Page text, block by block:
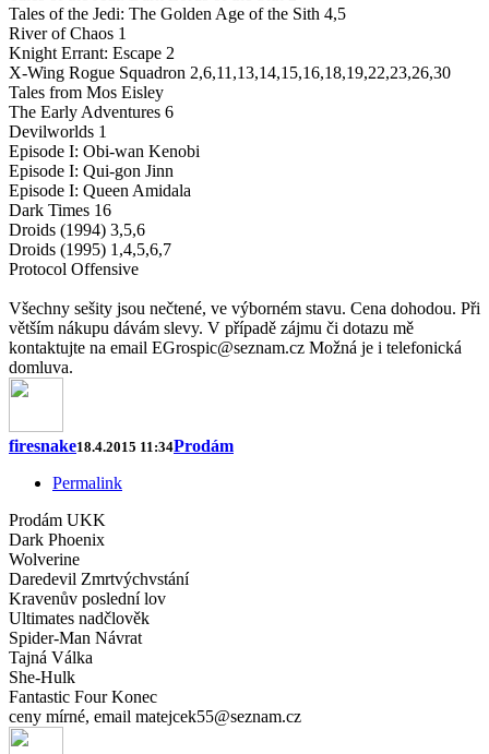
Tales of the Jedi: The Golden Age of the Sith 4,5
River of Chaos 1
Knight Errant: Escape 2
X-Wing Rogue Squadron 2,6,11,13,14,15,16,18,19,22,23,26,30
Tales from Mos Eisley
The Early Adventures 6
Devilworlds 1
Episode I: Obi-wan Kenobi
Episode I: Qui-gon Jinn
Episode I: Queen Amidala
Dark Times 16
Droids (1994) 3,5,6
Droids (1995) 1,4,5,6,7
Protocol Offensive
Všechny sešity jsou nečtené, ve výborném stavu. Cena dohodou. Při
větším nákupu dávám slevy. V případě zájmu či dotazu mě
kontaktujte na email EGrospic@seznam.cz Možná je i telefonická
domluva.
firesnake18.4.2015 11:34Prodám
Permalink
Prodám UKK
Dark Phoenix
Wolverine
Daredevil Zmrtvýchvstání
Kravenův poslední lov
Ultimates nadčlověk
Spider-Man Návrat
Tajná Válka
She-Hulk
Fantastic Four Konec
ceny mírné, email matejcek55@seznam.cz